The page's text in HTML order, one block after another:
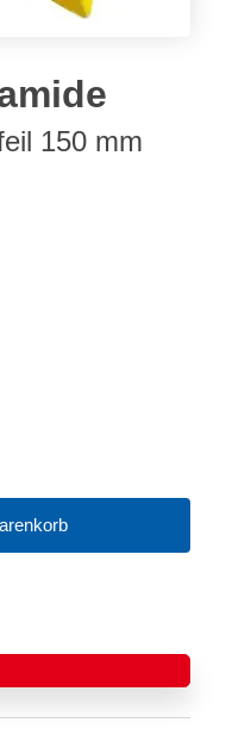
150 mm